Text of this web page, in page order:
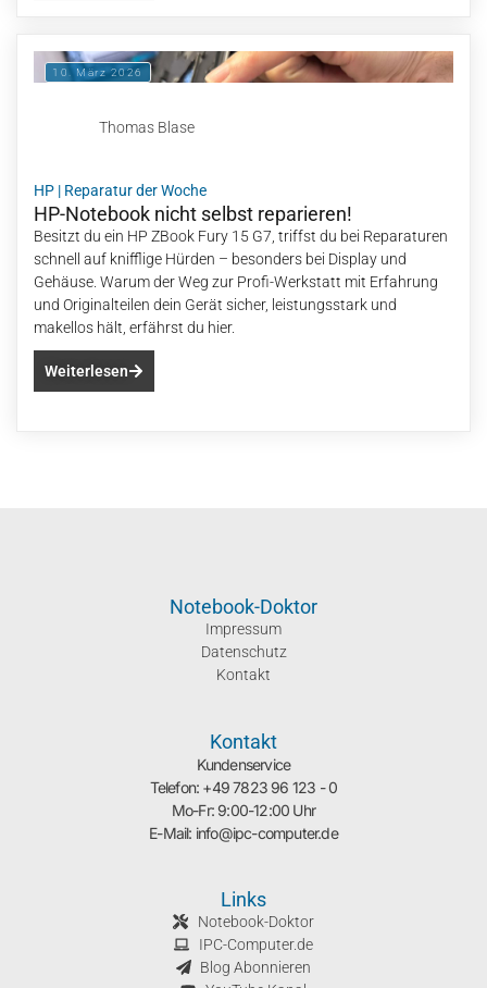
10. März 2026
Thomas Blase
HP | Reparatur der Woche
HP-Notebook nicht selbst reparieren!
Besitzt du ein HP ZBook Fury 15 G7, triffst du bei Reparaturen
schnell auf knifflige Hürden – besonders bei Display und
Gehäuse. Warum der Weg zur Profi-Werkstatt mit Erfahrung
und Originalteilen dein Gerät sicher, leistungsstark und
makellos hält, erfährst du hier.
Weiterlesen
Notebook-Doktor
Impressum
Datenschutz
Kontakt
Kontakt
Kundenservice
Telefon: +49 7823 96 123 - 0
Mo-Fr: 9:00-12:00 Uhr
E-Mail: info@ipc-computer.de
Links
Notebook-Doktor
IPC-Computer.de
Blog Abonnieren